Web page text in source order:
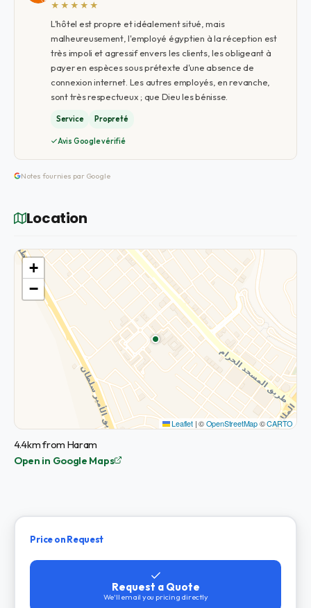
★★★★★
L'hôtel est propre et idéalement situé, mais
malheureusement, l'employé égyptien à la réception est
très impoli et agressif envers les clients, les obligeant à
payer en espèces sous prétexte d'une absence de
connexion internet. Les autres employés, en revanche,
sont très respectueux ; que Dieu les bénisse.
Service Propreté
Avis Google vérifié
Notes fournies par Google
Location
+
−
Leaflet |©OpenStreetMap©CARTO
4.4km from Haram
Open in Google Maps
Price on Request
Request a Quote
We'll email you pricing directly